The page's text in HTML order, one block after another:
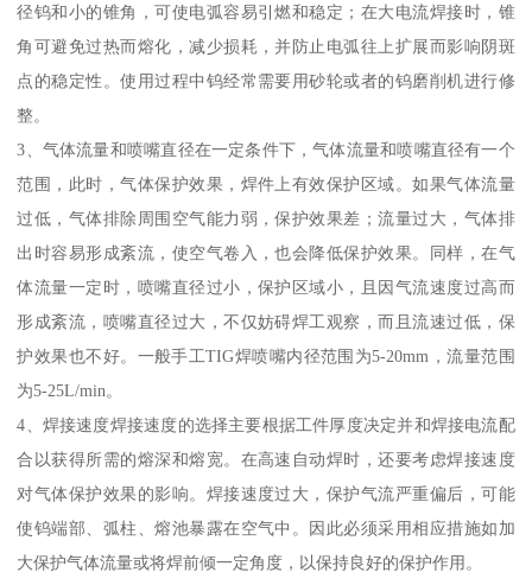
径钨和小的锥角，可使电弧容易引燃和稳定；在大电流焊接时，锥
角可避免过热而熔化，减少损耗，并防止电弧往上扩展而影响阴斑
点的稳定性。使用过程中钨经常需要用砂轮或者的钨磨削机进行修
整。
3、气体流量和喷嘴直径在一定条件下，气体流量和喷嘴直径有一个
范围，此时，气体保护效果，焊件上有效保护区域。如果气体流量
过低，气体排除周围空气能力弱，保护效果差；流量过大，气体排
出时容易形成紊流，使空气卷入，也会降低保护效果。同样，在气
体流量一定时，喷嘴直径过小，保护区域小，且因气流速度过高而
形成紊流，喷嘴直径过大，不仅妨碍焊工观察，而且流速过低，保
护效果也不好。一般手工TIG焊喷嘴内径范围为5-20mm，流量范围
为5-25L/min。
4、焊接速度焊接速度的选择主要根据工件厚度决定并和焊接电流配
合以获得所需的熔深和熔宽。在高速自动焊时，还要考虑焊接速度
对气体保护效果的影响。焊接速度过大，保护气流严重偏后，可能
使钨端部、弧柱、熔池暴露在空气中。因此必须采用相应措施如加
大保护气体流量或将焊前倾一定角度，以保持良好的保护作用。